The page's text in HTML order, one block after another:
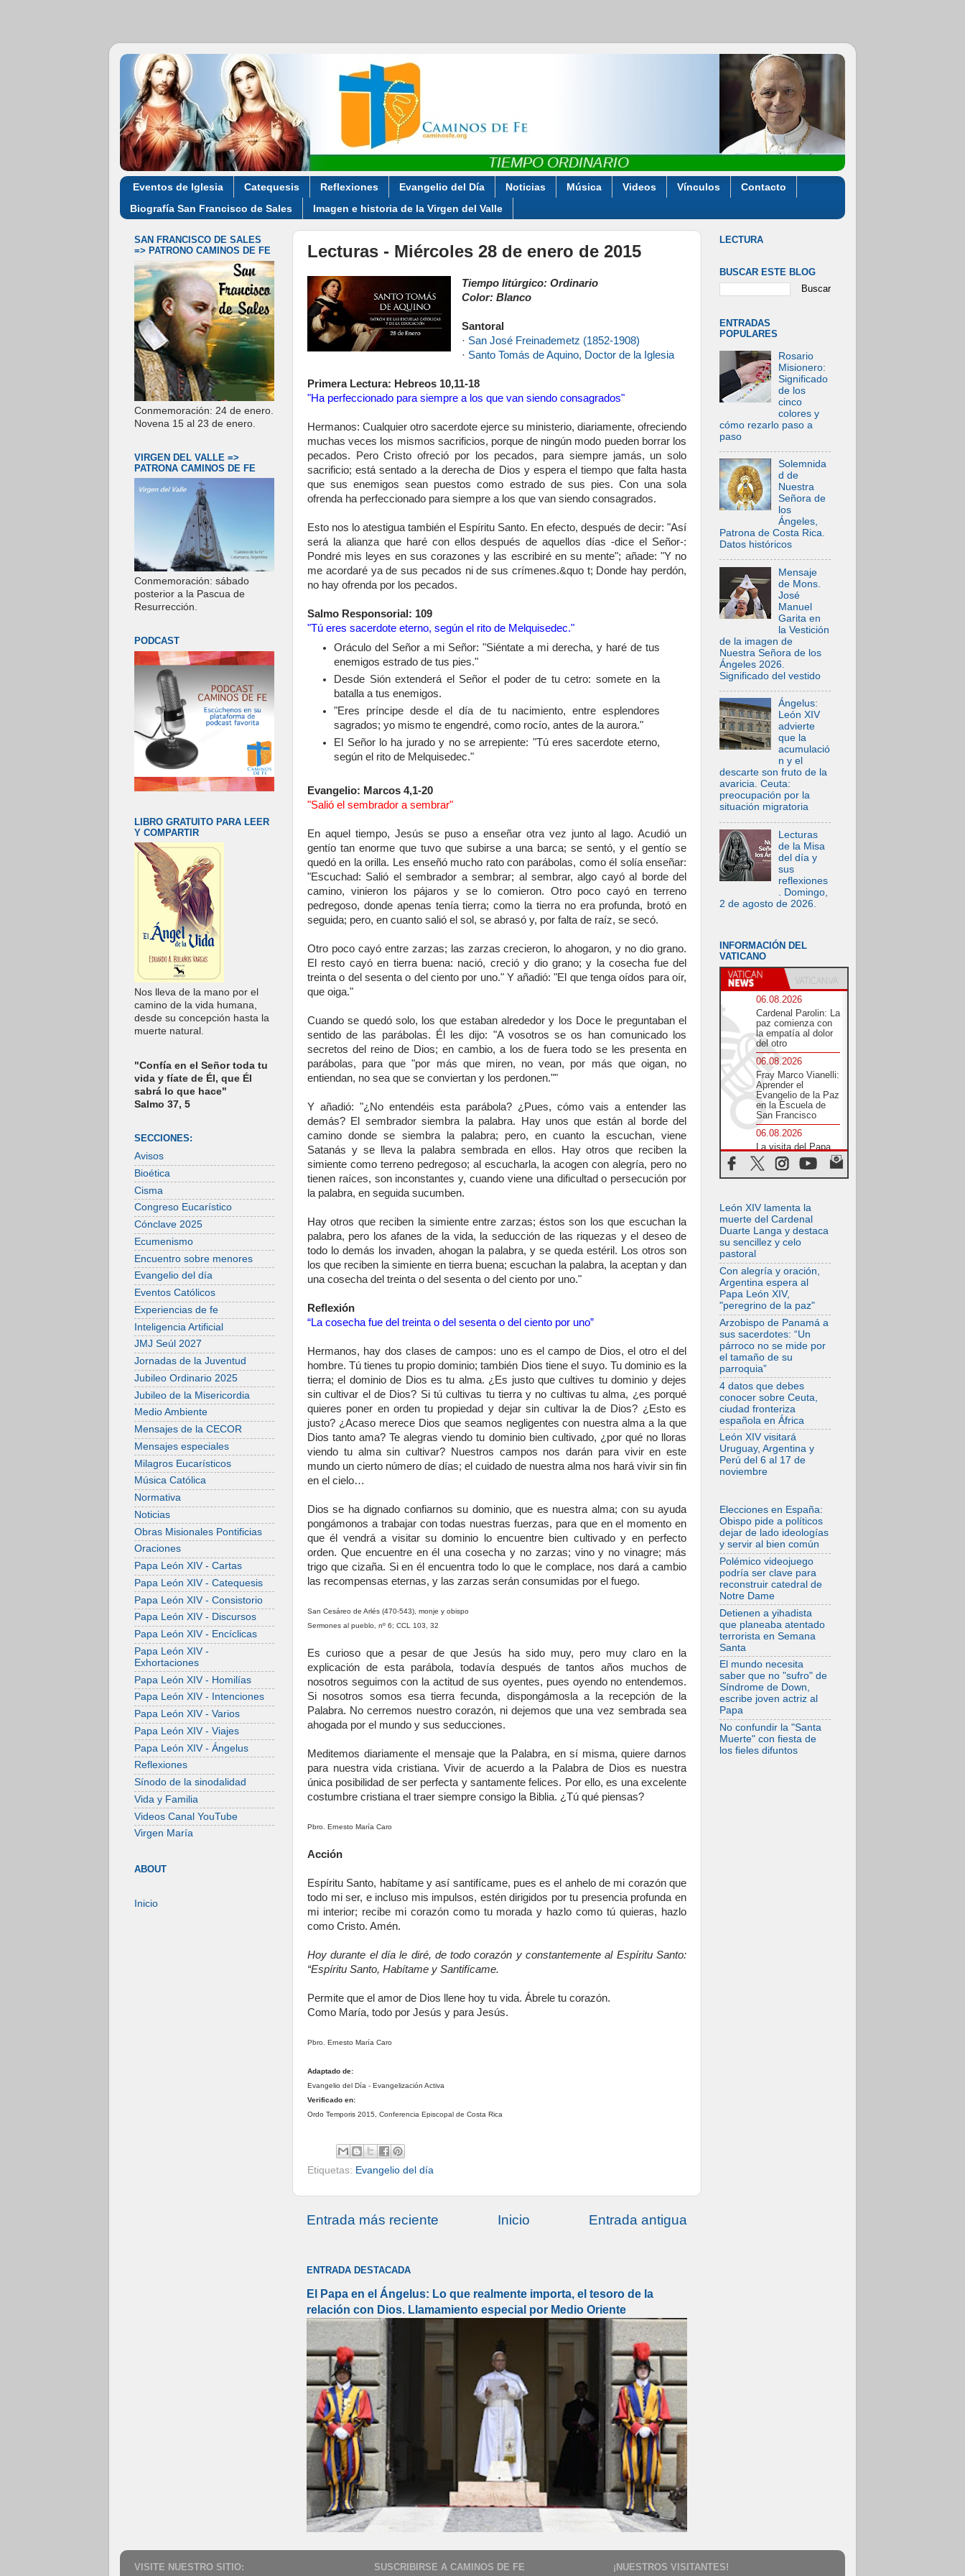
Eventos de Iglesia Catequesis Reflexiones Evangelio del Día Noticias Música Videos Vínculos
Contacto
Biografía San Francisco de Sales
Imagen e historia de la Virgen del Valle
Lecturas - Miércoles 28 de enero de 2015
Tiempo litúrgico: Ordinario
Color: Blanco
Santoral
· San José Freinademetz (1852-1908)
· Santo Tomás de Aquino, Doctor de la Iglesia
Primera Lectura: Hebreos 10,11-18
"Ha perfeccionado para siempre a los que van siendo consagrados"
Hermanos: Cualquier otro sacerdote ejerce su ministerio, diariamente, ofreciendo
muchas veces los mismos sacrificios, porque de ningún modo pueden borrar los
pecados. Pero Cristo ofreció por los pecados, para siempre jamás, un solo
sacrificio; está sentado a la derecha de Dios y espera el tiempo que falta hasta
que sus enemigos sean puestos como estrado de sus pies. Con una sola
ofrenda ha perfeccionado para siempre a los que van siendo consagrados.
Esto nos lo atestigua también el Espíritu Santo. En efecto, después de decir: "Así
será la alianza que haré con ellos después de aquellos días -dice el Señor-:
Pondré mis leyes en sus corazones y las escribiré en su mente"; añade: "Y no
me acordaré ya de sus pecados ni de sus crímenes.&quo t; Donde hay perdón,
no hay ofrenda por los pecados.
Salmo Responsorial: 109
"Tú eres sacerdote eterno, según el rito de Melquisedec."
Oráculo del Señor a mi Señor: "Siéntate a mi derecha, y haré de tus
enemigos estrado de tus pies."
Desde Sión extenderá el Señor el poder de tu cetro: somete en la
batalla a tus enemigos.
"Eres príncipe desde el día de tu nacimiento, entre esplendores
sagrados; yo mismo te engendré, como rocío, antes de la aurora."
El Señor lo ha jurado y no se arrepiente: "Tú eres sacerdote eterno,
según el rito de Melquisedec."
Evangelio: Marcos 4,1-20
"Salió el sembrador a sembrar"
En aquel tiempo, Jesús se puso a enseñar otra vez junto al lago. Acudió un
gentío tan enorme que tuvo que subirse a una barca; se sentó, y el gentío se
quedó en la orilla. Les enseñó mucho rato con parábolas, como él solía enseñar:
"Escuchad: Salió el sembrador a sembrar; al sembrar, algo cayó al borde del
camino, vinieron los pájaros y se lo comieron. Otro poco cayó en terreno
pedregoso, donde apenas tenía tierra; como la tierra no era profunda, brotó en
seguida; pero, en cuanto salió el sol, se abrasó y, por falta de raíz, se secó.
Otro poco cayó entre zarzas; las zarzas crecieron, lo ahogaron, y no dio grano.
El resto cayó en tierra buena: nació, creció y dio grano; y la cosecha fue del
treinta o del sesenta o del ciento por uno." Y añadió: "El que tenga oídos para oír,
que oiga."
Cuando se quedó solo, los que estaban alrededor y los Doce le preguntaban el
sentido de las parábolas. Él les dijo: "A vosotros se os han comunicado los
secretos del reino de Dios; en cambio, a los de fuera todo se les presenta en
parábolas, para que "por más que miren, no vean, por más que oigan, no
entiendan, no sea que se conviertan y los perdonen.""
Y añadió: "¿No entendéis esta parábola? ¿Pues, cómo vais a entender las
demás? El sembrador siembra la palabra. Hay unos que están al borde del
camino donde se siembra la palabra; pero, en cuanto la escuchan, viene
Satanás y se lleva la palabra sembrada en ellos. Hay otros que reciben la
simiente como terreno pedregoso; al escucharla, la acogen con alegría, pero no
tienen raíces, son inconstantes y, cuando viene una dificultad o persecución por
la palabra, en seguida sucumben.
Hay otros que reciben la simiente entre zarzas; éstos son los que escuchan la
palabra, pero los afanes de la vida, la seducción de las riquezas y el deseo de
todo lo demás los invaden, ahogan la palabra, y se queda estéril. Los otros son
los que reciben la simiente en tierra buena; escuchan la palabra, la aceptan y dan
una cosecha del treinta o del sesenta o del ciento por uno."
Reflexión
“La cosecha fue del treinta o del sesenta o del ciento por uno”
Hermanos, hay dos clases de campos: uno es el campo de Dios, el otro el del
hombre. Tú tienes tu propio dominio; también Dios tiene el suyo. Tu dominio es la
tierra; el dominio de Dios es tu alma. ¿Es justo que cultives tu dominio y dejes
sin cultivar el de Dios? Si tú cultivas tu tierra y no cultivas tu alma, ¿es porqué
quieres poner en orden tu propiedad y dejar sin cultivar la de Dios? ¿Esto es
justo? ¿Acaso merece Dios que seamos negligentes con nuestra alma a la que
Dios tanto ama? Te alegras viendo tu dominio bien cultivado, ¿por qué no lloras
viendo tu alma sin cultivar? Nuestros campos nos darán para vivir en este
mundo un cierto número de días; el cuidado de nuestra alma nos hará vivir sin fin
en el cielo…
Dios se ha dignado confiarnos su dominio, que es nuestra alma; con su ayuda
pongámonos a trabajar con todas nuestras fuerzas, para que en el momento en
que él vendrá a visitar su dominio lo encuentre bien cultivado y en perfecto
orden. Que encuentre en él una cosecha y no zarzas; vino y no vinagre; más
trigo que cizaña. Si en él encuentra todo lo que le complace, nos dará a cambio
las recompensas eternas, y las zarzas serán consumidas por el fuego.
San Cesáreo de Arlés (470-543), monje y obispo
Sermones al pueblo, nº 6; CCL 103, 32
Es curioso que a pesar de que Jesús ha sido muy, pero muy claro en la
explicación de esta parábola, todavía después de tantos años muchos de
nosotros seguimos con la actitud de sus oyentes, pues oyendo no entendemos.
Si nosotros somos esa tierra fecunda, dispongámosla a la recepción de la
Palabra. No cerremos nuestro corazón, ni dejemos que una vez sembrada sea
ahogada por el mundo y sus seducciones.
Meditemos diariamente el mensaje que la Palabra, en sí misma, quiere darnos
para nuestra vida cristiana. Vivir de acuerdo a la Palabra de Dios es nuestra
única posibilidad de ser perfecta y santamente felices. Por ello, es una excelente
costumbre cristiana el traer siempre consigo la Biblia. ¿Tú qué piensas?
Pbro. Ernesto María Caro
Acción
Espíritu Santo, habítame y así santifícame, pues es el anhelo de mi corazón que
todo mi ser, e incluso mis impulsos, estén dirigidos por tu presencia profunda en
mi interior; recibe mi corazón como tu morada y hazlo como tú quieras, hazlo
como Cristo. Amén.
Hoy durante el día le diré, de todo corazón y constantemente al Espíritu Santo:
“Espíritu Santo, Habítame y Santifícame.
Permite que el amor de Dios llene hoy tu vida. Ábrele tu corazón.
Como María, todo por Jesús y para Jesús.
Pbro. Ernesto María Caro
Adaptado de:
Evangelio del Día - Evangelización Activa
Verificado en:
Ordo Temporis 2015, Conferencia Episcopal de Costa Rica
Etiquetas: Evangelio del día
Entrada más reciente Entrada antigua
Inicio
ENTRADA DESTACADA
El Papa en el Ángelus: Lo que realmente importa, el tesoro de la
relación con Dios. Llamamiento especial por Medio Oriente
SAN FRANCISCO DE SALES
=> PATRONO CAMINOS DE FE
Conmemoración: 24 de enero.
Novena 15 al 23 de enero.
VIRGEN DEL VALLE =>
PATRONA CAMINOS DE FE
Conmemoración: sábado
posterior a la Pascua de
Resurrección.
PODCAST
LIBRO GRATUITO PARA LEER
Y COMPARTIR
Nos lleva de la mano por el
camino de la vida humana,
desde su concepción hasta la
muerte natural.
"Confía en el Señor toda tu
vida y fíate de Él, que Él
sabrá lo que hace"
Salmo 37, 5
SECCIONES:
Avisos
Bioética
Cisma
Congreso Eucarístico
Cónclave 2025
Ecumenismo
Encuentro sobre menores
Evangelio del día
Eventos Católicos
Experiencias de fe
Inteligencia Artificial
JMJ Seúl 2027
Jornadas de la Juventud
Jubileo Ordinario 2025
Jubileo de la Misericordia
Medio Ambiente
Mensajes de la CECOR
Mensajes especiales
Milagros Eucarísticos
Música Católica
Normativa
Noticias
Obras Misionales Pontificias
Oraciones
Papa León XIV - Cartas
Papa León XIV - Catequesis
Papa León XIV - Consistorio
Papa León XIV - Discursos
Papa León XIV - Encíclicas
Papa León XIV -
Exhortaciones
Papa León XIV - Homilías
Papa León XIV - Intenciones
Papa León XIV - Varios
Papa León XIV - Viajes
Papa León XIV - Ángelus
Reflexiones
Sínodo de la sinodalidad
Vida y Familia
Videos Canal YouTube
Virgen María
ABOUT
Inicio
LECTURA
BUSCAR ESTE BLOG
ENTRADAS
POPULARES
Rosario
Misionero:
Significado
de los
cinco
colores y
cómo rezarlo paso a
paso
Solemnida
d de
Nuestra
Señora de
los
Ángeles,
Patrona de Costa Rica.
Datos históricos
Mensaje
de Mons.
José
Manuel
Garita en
la Vestición
de la imagen de
Nuestra Señora de los
Ángeles 2026.
Significado del vestido
Ángelus:
León XIV
advierte
que la
acumulació
n y el
descarte son fruto de la
avaricia. Ceuta:
preocupación por la
situación migratoria
Lecturas
de la Misa
del día y
sus
reflexiones
. Domingo,
2 de agosto de 2026.
INFORMACIÓN DEL
VATICANO
06.08.2026
Cardenal Parolin: La
paz comienza con
la empatía al dolor
del otro
06.08.2026
Fray Marco Vianelli:
Aprender el
Evangelio de la Paz
en la Escuela de
San Francisco
06.08.2026
La visita del Papa
León XIV a Asís en
un minuto
de los jóvenes al
Papa: «Hoy nos
sentimos Iglesia»
06.08.2026
Líbano: Reanudan
los coloquios en
Roma en medio de
tensiones y ataques
en el sur del país
06.08.2026
Hiroshima y
Nagasaki, 81 años
después.
Comienzan "Diez
Días Oración por la
Paz"
06.08.2026
Pizzaballa en Asís:
los cristianos
quieren paz
06.08.2026
Sturla: La visita de
León XIV será una
06.08.2026
León XIV: La
revolución del
Evangelio derriba
los muros que
separan
06.08.2026
La Iglesia en Ceuta:
caridad y esperanza
frente al drama
migratorio
León XIV lamenta la
muerte del Cardenal
Duarte Langa y destaca
su sencillez y celo
pastoral
Con alegría y oración,
Argentina espera al
Papa León XIV,
"peregrino de la paz"
Arzobispo de Panamá a
sus sacerdotes: “Un
párroco no se mide por
el tamaño de su
parroquia”
4 datos que debes
conocer sobre Ceuta,
ciudad fronteriza
española en África
León XIV visitará
Uruguay, Argentina y
Perú del 6 al 17 de
noviembre
Elecciones en España:
Obispo pide a políticos
dejar de lado ideologías
y servir al bien común
Polémico videojuego
podría ser clave para
reconstruir catedral de
Notre Dame
Detienen a yihadista
que planeaba atentado
terrorista en Semana
Santa
El mundo necesita
saber que no "sufro" de
Síndrome de Down,
escribe joven actriz al
Papa
No confundir la "Santa
Muerte" con fiesta de
los fieles difuntos
VISITE NUESTRO SITIO: SUSCRIBIRSE A CAMINOS DE FE ¡NUESTROS VISITANTES!